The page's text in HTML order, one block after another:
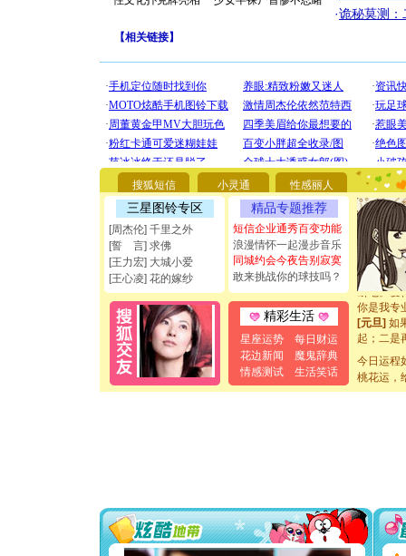
·诡秘莫测：
【相关链接】
搜狐短信 小灵通 性感丽人
三星图铃专区
[周杰伦] 千里之外
[誓 言] 求佛
[王力宏] 大城小爱
[王心凌] 花的嫁纱
精品专题推荐
短信企业通秀百变功能
浪漫情怀一起漫步音乐
同城约会今夜告别寂寞
敢来挑战你的球技吗？
精彩生活
星座运势
每日财运
花边新闻
魔鬼辞典
情感测试
生活笑话
[圣诞节]
你太多
要平安！
[圣诞节]
能正大光
都要快乐
[圣诞节]
如意,快
[元旦]看
断电。爱
你是我专
[元旦]如
起；二是
离。水晶
[元旦]当
泣，这痛
卖了。水
你太多，
要平安
[圣诞节]
今日运程
桃花运，